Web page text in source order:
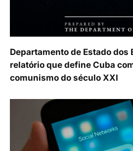
Departamento de Estado dos
relatório que define Cuba
comunismo do século XXI